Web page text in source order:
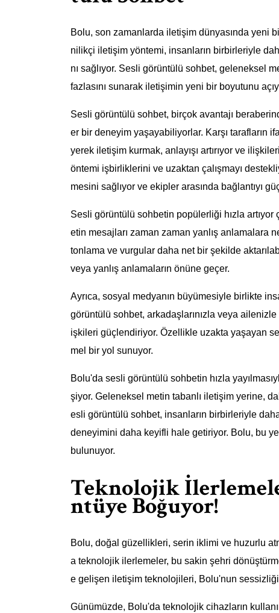
Bolu, son zamanlarda iletişim dünyasında yeni
nilikçi iletişim yöntemi, insanların birbirleriyle
nı sağlıyor. Sesli görüntülü sohbet, geleneksel
fazlasını sunarak iletişimin yeni bir boyutunu
Sesli görüntülü sohbet, birçok avantajı
er bir deneyim yaşayabiliyorlar. Karşı tarafların
yerek iletişim kurmak, anlayışı artırıyor ve
öntemi işbirliklerini ve uzaktan çalışmayı
mesini sağlıyor ve ekipler arasında bağlantıyı
Sesli görüntülü sohbetin popülerliği hızla
etin mesajları zaman zaman yanlış anlamalara
tonlama ve vurgular daha net bir şekilde
veya yanlış anlamaların önüne geçer.
Ayrıca, sosyal medyanın büyümesiyle birlikte
görüntülü sohbet, arkadaşlarınızla veya
işkileri güçlendiriyor. Özellikle uzakta yaşayan
mel bir yol sunuyor.
Bolu'da sesli görüntülü sohbetin hızla
şiyor. Geleneksel metin tabanlı iletişim yerine,
esli görüntülü sohbet, insanların birbirleriyle
deneyimini daha keyifli hale getiriyor. Bolu, bu
bulunuyor.
Teknolojik
ntüye Boğuyor!
Bolu, doğal güzellikleri, serin iklimi ve huzurlu
a teknolojik ilerlemeler, bu sakin şehri
e gelişen iletişim teknolojileri, Bolu'nun
Günümüzde, Bolu'da teknolojik cihazların